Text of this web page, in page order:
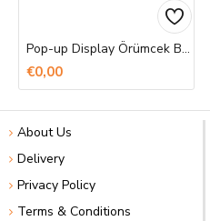
Pop-up Display Örümcek Banner Baskı
€0,00
About Us
Delivery
Privacy Policy
Terms & Conditions